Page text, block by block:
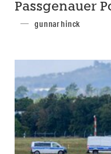
Passgenauer
gunnar hinck